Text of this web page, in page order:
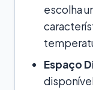
escolha
Espaço